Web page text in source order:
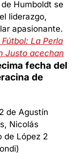
Humboldt se
liderazgo,
apasionante.
La Perla
Justo acechan
fecha del
de
de Agustín
Nicolás
de López 2